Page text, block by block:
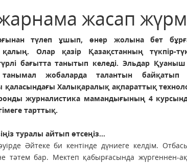
жасап
түлеп ұшып, өнер жолына бет
Олар қазір Қазақстанның түкпір-
бағытта танытып келеді. Эльдар
жобаларда талантын байқатып
қаласындағы Халықаралық ақпараттық
­журналистика мамандығының 4
тарттық.
туралы айтып өтсеңіз...
Әйтеке би кентінде дүниеге келдім.
тәтем бар. Мектеп қабырғасында жүргеннен-